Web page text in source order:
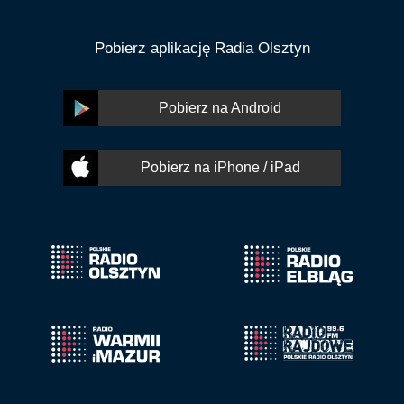
Pobierz aplikację Radia Olsztyn
Pobierz na Android
Pobierz na iPhone / iPad